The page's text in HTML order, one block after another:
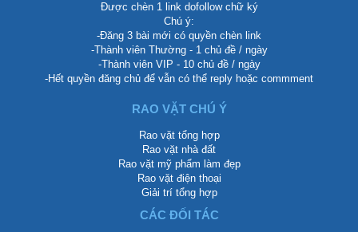
Được chèn 1 link dofollow chữ ký
Chú ý:
-Đăng 3 bài mới có quyền chèn link
-Thành viên Thường - 1 chủ đề / ngày
-Thành viên VIP - 10 chủ đề / ngày
-Hết quyền đăng chủ để vẫn có thể reply hoặc commment
RAO VẶT CHÚ Ý
Rao vặt tổng hợp
Rao vặt nhà đất
Rao vặt mỹ phẩm làm đẹp
Rao vặt điện thoại
Giải trí tổng hợp
CÁC ĐỐI TÁC